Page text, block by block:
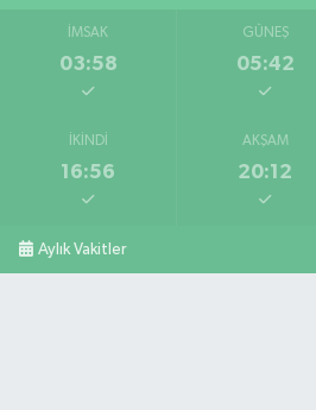
İMSAK
03:58
GÜNEŞ
05:42
İKINDI
16:56
AKŞAM
20:12
Aylık Vakitler